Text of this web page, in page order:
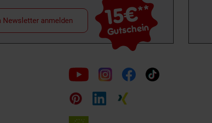
15€**
Gutschein
Newsletter anmelden
Folge
uns
auf